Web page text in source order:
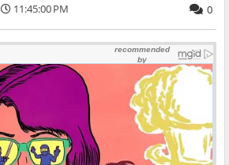
11:45:00 PM 0